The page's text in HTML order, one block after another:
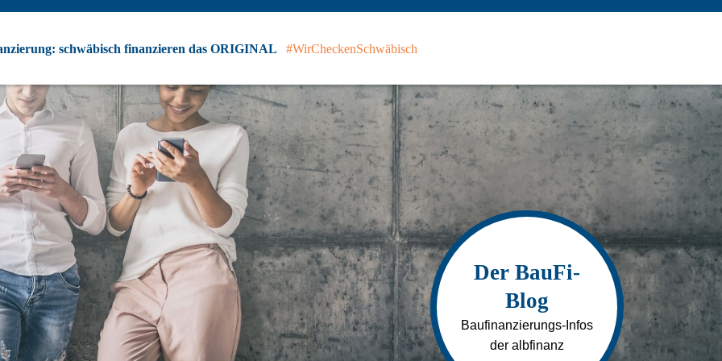
schwäbisch finanzieren das ORIGINAL #WirCheckenSchwäbisch
Der BauFi-
Blog
Baufinanzierungs-Infos
der albfinanz